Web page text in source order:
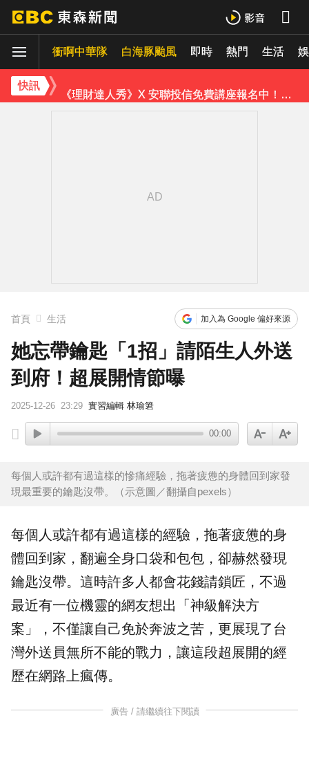
衝啊中華隊 白海豚颱風 即時 熱門 生活
快訊
下載東森App，隨時掌握天下大小事！
首頁 生活 加入為 Google 偏好來源
她忘帶鑰匙「1招」請陌生人外送
到府！超展開情節曝
2025-12-26 23:29 實習編輯 林瑜䇹
00:00
每個人或許都有過這樣的慘痛經驗，拖著疲憊的身體回到家發
現最重要的鑰匙沒帶。（示意圖／翻攝自pexels）
每個人或許都有過這樣的經驗，拖著疲憊的身
體回到家，翻遍全身口袋和包包，卻赫然發現
鑰匙沒帶。這時許多人都會花錢請鎖匠，不過
最近有一位機靈的網友想出「神級解決方
案」，不僅讓自己免於奔波之苦，更展現了台
灣外送 員無所不能的戰力，讓這段超展開的經
歷在網路上瘋傳。
廣告 / 請繼續往下閱讀